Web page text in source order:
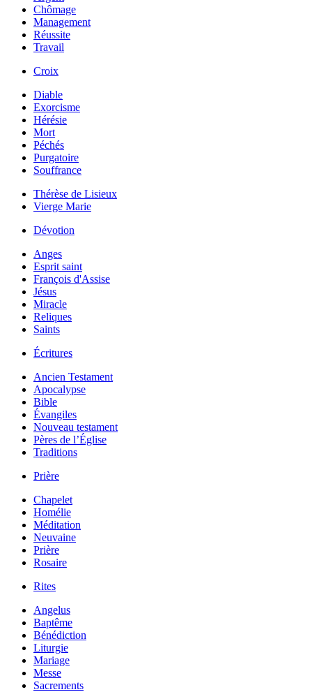
Chômage
Management
Réussite
Travail
Croix
Diable
Exorcisme
Hérésie
Mort
Péchés
Purgatoire
Souffrance
Thérèse de Lisieux
Vierge Marie
Dévotion
Anges
Esprit saint
François d'Assise
Jésus
Miracle
Reliques
Saints
Écritures
Ancien Testament
Apocalypse
Bible
Évangiles
Nouveau testament
Pères de l’Église
Traditions
Prière
Chapelet
Homélie
Méditation
Neuvaine
Prière
Rosaire
Rites
Angelus
Baptême
Bénédiction
Liturgie
Mariage
Messe
Sacrements